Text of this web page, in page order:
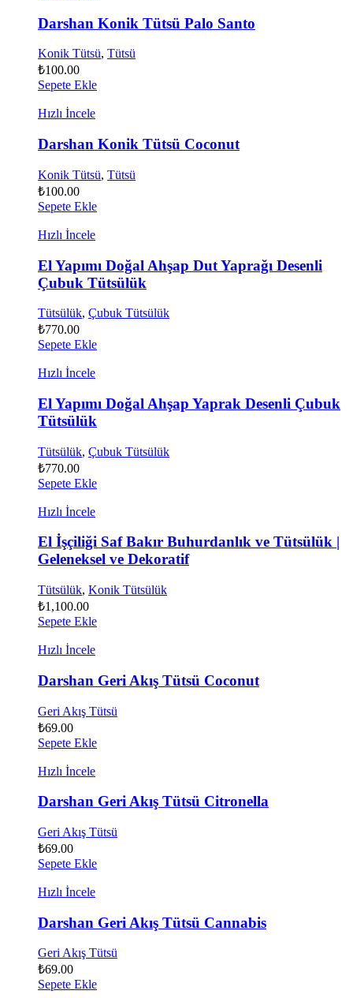
Darshan Konik Tütsü Palo Santo
Konik Tütsü, Tütsü
₺100.00
Sepete Ekle
Hızlı İncele
Darshan Konik Tütsü Coconut
Konik Tütsü, Tütsü
₺100.00
Sepete Ekle
Hızlı İncele
El Yapımı Doğal Ahşap Dut Yaprağı Desenli
Çubuk Tütsülük
Tütsülük, Çubuk Tütsülük
₺770.00
Sepete Ekle
Hızlı İncele
El Yapımı Doğal Ahşap Yaprak Desenli Çubuk
Tütsülük
Tütsülük, Çubuk Tütsülük
₺770.00
Sepete Ekle
Hızlı İncele
El İşçiliği Saf Bakır Buhurdanlık ve Tütsülük |
Geleneksel ve Dekoratif
Tütsülük, Konik Tütsülük
₺1,100.00
Sepete Ekle
Hızlı İncele
Darshan Geri Akış Tütsü Coconut
Geri Akış Tütsü
₺69.00
Sepete Ekle
Hızlı İncele
Darshan Geri Akış Tütsü Citronella
Geri Akış Tütsü
₺69.00
Sepete Ekle
Hızlı İncele
Darshan Geri Akış Tütsü Cannabis
Geri Akış Tütsü
₺69.00
Sepete Ekle